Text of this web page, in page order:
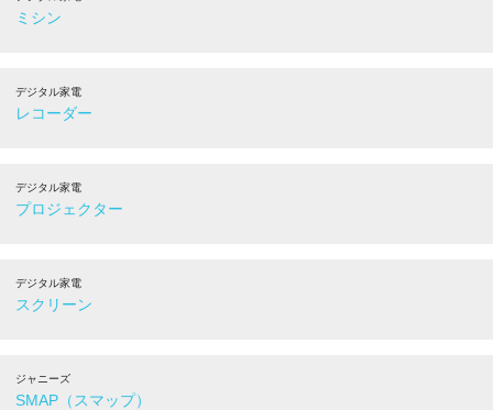
ミシン
デジタル家電
レコーダー
デジタル家電
プロジェクター
デジタル家電
スクリーン
ジャニーズ
SMAP（スマップ）